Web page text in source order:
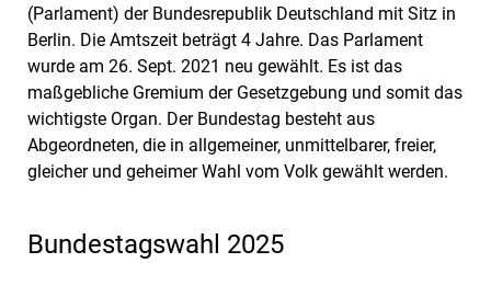
(Parlament) der Bundesrepublik Deutschland mit Sitz in
Berlin. Die Amtszeit beträgt 4 Jahre. Das Parlament
wurde am 26. Sept. 2021 neu gewählt. Es ist das
maßgebliche Gremium der Gesetzgebung und somit das
wichtigste Organ. Der Bundestag besteht aus
Abgeordneten, die in allgemeiner, unmittelbarer, freier,
gleicher und geheimer Wahl vom Volk gewählt werden.
Bundestagswahl 2025